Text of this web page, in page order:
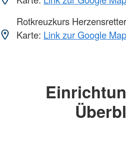
Rotkreuzkurs Herzensretter
Karte: Link zur Google